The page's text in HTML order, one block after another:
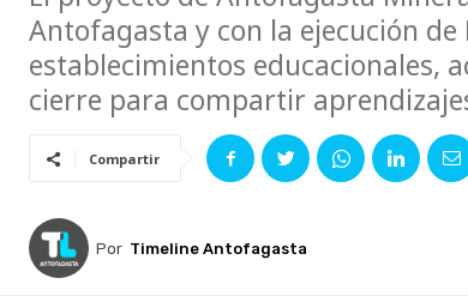
Antofagasta y con la ejecución
establecimientos educacionales,
cierre para compartir
Compartir
Por Timeline Antofagasta